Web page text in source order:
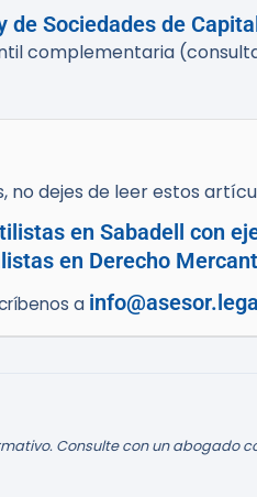
Sociedades de
complementaria
no dejes de leer estos
en Sabadell con
en Derecho
a
Consulte con un abogado